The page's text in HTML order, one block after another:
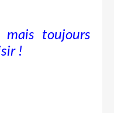
mais toujours
!